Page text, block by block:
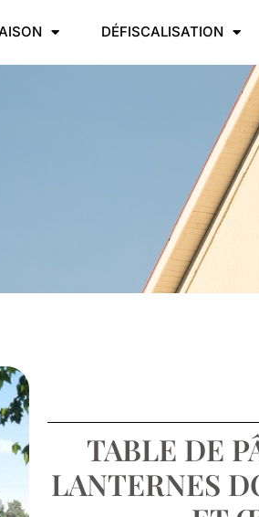
DÉFISCALISATION
TABLE DE
LANTERNES